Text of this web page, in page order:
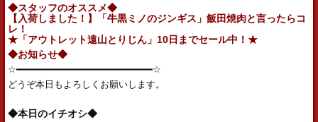
◆スタッフのオススメ◆
【入荷しました！】「牛黒ミノのジンギス」飯田焼肉と言ったらコ
レ！
★「アウトレット遠山とりじん」10日までセール中！★
◆お知らせ◆
☆━━━━━━━━━━━━━━━━━━━━━━━━☆
どうぞ本日もよろしくお願いします。
◆本日のイチオシ◆